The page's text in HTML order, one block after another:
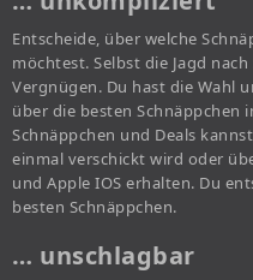
Entscheide, über welche
möchtest. Selbst die Jagd
Vergnügen. Du hast die Wahl
über die besten Schnäppchen
Schnäppchen und Deals
einmal verschickt wird oder
und Apple IOS erhalten. Du
besten Schnäppchen.
… unschlagbar